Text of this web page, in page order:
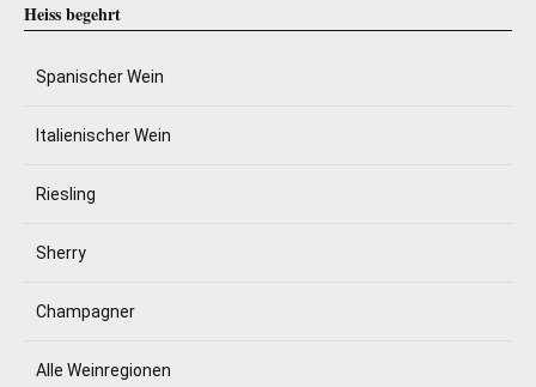
Heiss begehrt
Spanischer Wein
Italienischer Wein
Riesling
Sherry
Champagner
Alle Weinregionen